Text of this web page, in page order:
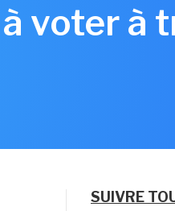
voter à
SUIVRE